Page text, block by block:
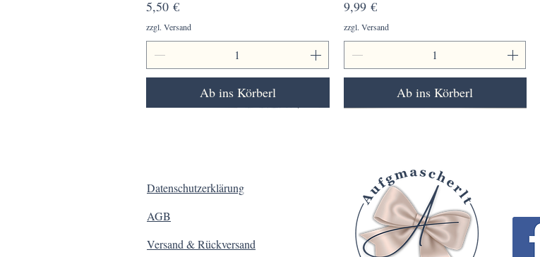
Preis
5,50 €
zzgl. Versand
Ab ins Körberl
Preis
9,99 €
zzgl. Versand
Ab ins Körberl
Datenschutzerklärung
AGB
Versand & Rückversand